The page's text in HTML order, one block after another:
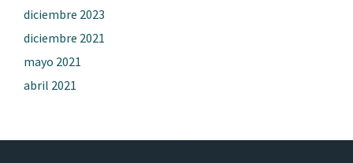
diciembre 2023
diciembre 2021
mayo 2021
abril 2021